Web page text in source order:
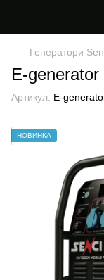
Генератори
E-
Артикул: E-
НОВИНКА